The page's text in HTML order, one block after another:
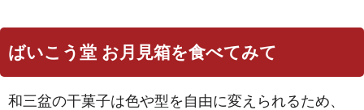
ばいこう堂 お月見箱を食べてみて
和三盆の干菓子は色や型を自由に変えられるため、